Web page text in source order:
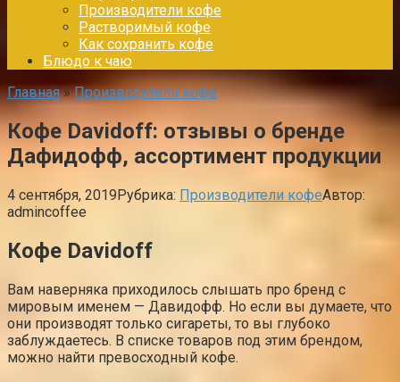
Производители кофе
Растворимый кофе
Как сохранить кофе
Блюдо к чаю
Главная » Производители кофе
Кофе Davidoff: отзывы о бренде
Дафидофф, ассортимент продукции
4 сентября, 2019Рубрика: Производители кофеАвтор:
admincoffee
Кофе Davidoff
Вам наверняка приходилось слышать про бренд с
мировым именем — Давидофф. Но если вы думаете, что
они производят только сигареты, то вы глубоко
заблуждаетесь. В списке товаров под этим брендом,
можно найти превосходный кофе.